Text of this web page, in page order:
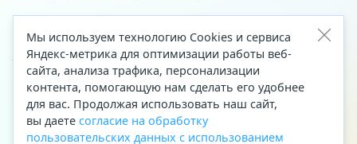
© 2023—2026 Все права защищены.
Адрес
Архангельск, ул. Папанина, д. 19 (вход в здание со стороны
автоцентра «Тойота»)
Приемная Генерального директора
Мы используем технологию Cookies и сервиса
Яндекс-метрика для оптимизации работы веб-
сайта, анализа трафика, персонализации
контента, помогающую нам сделать его удобнее
для вас. Продолжая использовать наш сайт,
вы даете согласие на обработку
пользовательских данных с использованием